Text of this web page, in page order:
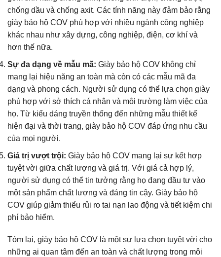
chống dầu và chống axit. Các tính năng này đảm bảo rằng
giày bảo hộ COV phù hợp với nhiều ngành công nghiệp
khác nhau như xây dựng, công nghiệp, điện, cơ khí và
hơn thế nữa.
Sự đa dạng về mẫu mã: Giày bảo hộ COV không chỉ
mang lại hiệu năng an toàn mà còn có các mẫu mã đa
dạng và phong cách. Người sử dụng có thể lựa chọn giày
phù hợp với sở thích cá nhân và môi trường làm việc của
họ. Từ kiểu dáng truyền thống đến những mẫu thiết kế
hiện đại và thời trang, giày bảo hộ COV đáp ứng nhu cầu
của mọi người.
Giá trị vượt trội: Giày bảo hộ COV mang lại sự kết hợp
tuyệt vời giữa chất lượng và giá trị. Với giá cả hợp lý,
người sử dụng có thể tin tưởng rằng họ đang đầu tư vào
một sản phẩm chất lượng và đáng tin cậy. Giày bảo hộ
COV giúp giảm thiểu rủi ro tai nạn lao động và tiết kiệm chi
phí bảo hiểm.
Tóm lại, giày bảo hộ COV là một sự lựa chọn tuyệt vời cho
những ai quan tâm đến an toàn và chất lượng trong môi